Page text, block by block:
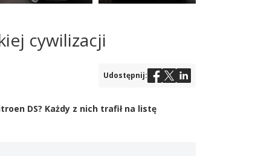
cywilizacji
Udostępnij:
DS? Każdy z nich trafił na listę